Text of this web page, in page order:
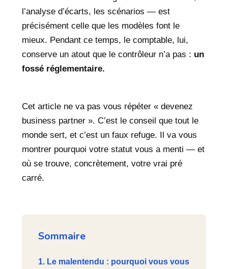
l’analyse d’écarts, les scénarios — est
précisément celle que les modèles font le
mieux. Pendant ce temps, le comptable, lui,
conserve un atout que le contrôleur n’a pas : un
fossé réglementaire.
Cet article ne va pas vous répéter « devenez
business partner ». C’est le conseil que tout le
monde sert, et c’est un faux refuge. Il va vous
montrer pourquoi votre statut vous a menti — et
où se trouve, concrètement, votre vrai pré
carré.
Sommaire
1. Le malentendu : pourquoi vous vous